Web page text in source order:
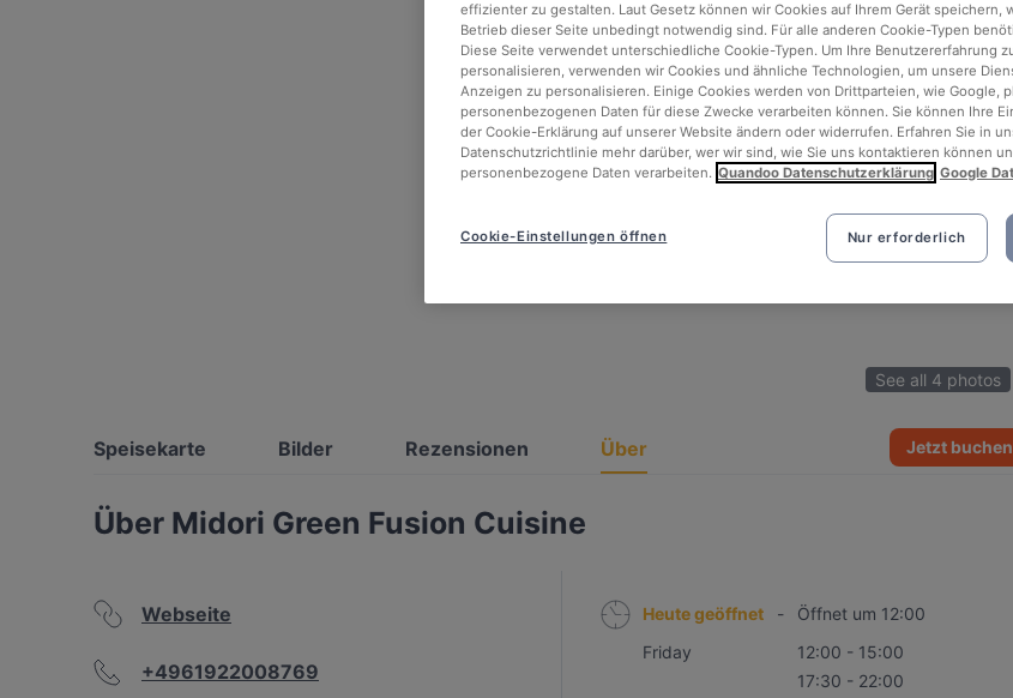
See all 4 photos
Speisekarte Bilder Rezensionen Über Jetzt buchen
Über Midori Green Fusion Cuisine
Webseite
+4961922008769
Heute geöffnet -
Öffnet um 12:00
Friday
12:00 - 15:00
17:30 - 22:00
effizienter zu gestalten. Laut Gesetz können wir Cookies auf Ihrem Gerät speichern,
Betrieb dieser Seite unbedingt notwendig sind. Für alle anderen Cookie-Typen
Diese Seite verwendet unterschiedliche Cookie-Typen. Um Ihre Benutzererfahrung
personalisieren, verwenden wir Cookies und ähnliche Technologien, um unsere
Anzeigen zu personalisieren. Einige Cookies werden von Drittparteien, wie Google,
personenbezogenen Daten für diese Zwecke verarbeiten können. Sie können Ihre
der Cookie-Erklärung auf unserer Website ändern oder widerrufen. Erfahren Sie in
Datenschutzrichtlinie mehr darüber, wer wir sind, wie Sie uns kontaktieren können
personenbezogene Daten verarbeiten. Quandoo Datenschutzerklärung Google
Nur erforderlich
Cookie-Einstellungen öffnen